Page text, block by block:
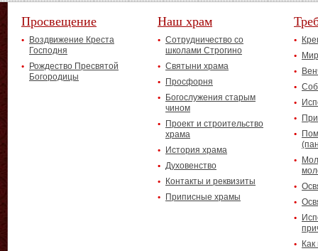
Просвещение
Воздвижение Креста
Господня
Рождество Пресвятой
Богородицы
Наш храм
Сотрудничество со
школами Строгино
Святыни храма
Просфорня
Богослужения старым
чином
Проект и строительство
храма
История храма
Духовенство
Контакты и реквизиты
Приписные храмы